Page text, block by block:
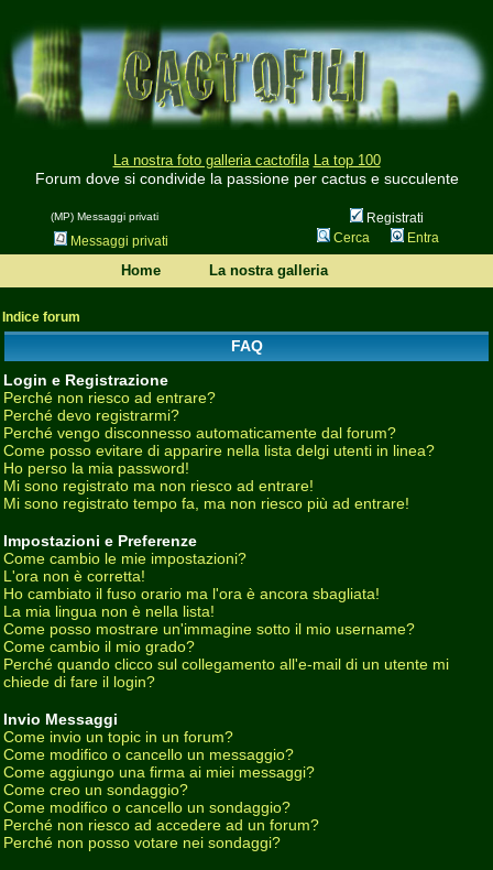
La nostra foto galleria cactofila La top 100
Forum dove si condivide la passione per cactus e succulente
(MP) Messaggi privati
Registrati
Messaggi privati
Cerca Entra
Home La nostra galleria
Indice forum
FAQ
Login e Registrazione
Perché non riesco ad entrare?
Perché devo registrarmi?
Perché vengo disconnesso automaticamente dal forum?
Come posso evitare di apparire nella lista delgi utenti in linea?
Ho perso la mia password!
Mi sono registrato ma non riesco ad entrare!
Mi sono registrato tempo fa, ma non riesco più ad entrare!
Impostazioni e Preferenze
Come cambio le mie impostazioni?
L'ora non è corretta!
Ho cambiato il fuso orario ma l'ora è ancora sbagliata!
La mia lingua non è nella lista!
Come posso mostrare un'immagine sotto il mio username?
Come cambio il mio grado?
Perché quando clicco sul collegamento all'e-mail di un utente mi
chiede di fare il login?
Invio Messaggi
Come invio un topic in un forum?
Come modifico o cancello un messaggio?
Come aggiungo una firma ai miei messaggi?
Come creo un sondaggio?
Come modifico o cancello un sondaggio?
Perché non riesco ad accedere ad un forum?
Perché non posso votare nei sondaggi?